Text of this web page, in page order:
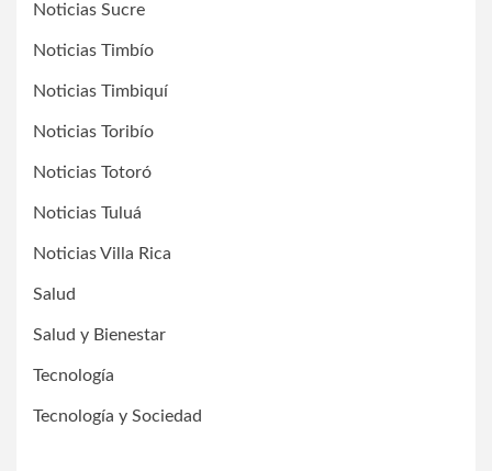
Noticias Sucre
Noticias Timbío
Noticias Timbiquí
Noticias Toribío
Noticias Totoró
Noticias Tuluá
Noticias Villa Rica
Salud
Salud y Bienestar
Tecnología
Tecnología y Sociedad